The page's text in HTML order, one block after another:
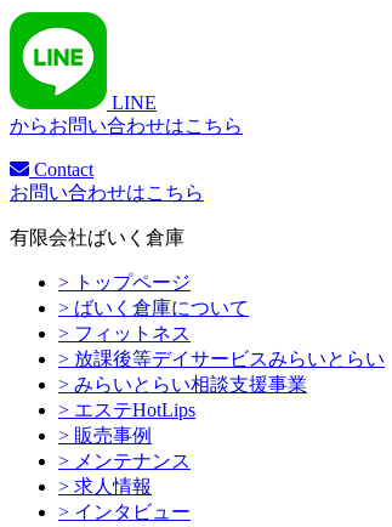
LINE
からお問い合わせはこちら
Contact
お問い合わせはこちら
有限会社ばいく倉庫
> トップページ
> ばいく倉庫について
> フィットネス
> 放課後等デイサービスみらいとらい
> みらいとらい相談支援事業
> エステHotLips
> 販売事例
> メンテナンス
> 求人情報
> インタビュー